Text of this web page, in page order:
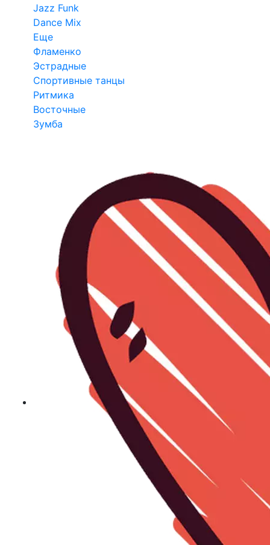
Jazz Funk
Dance Mix
Еще
Фламенко
Эстрадные
Спортивные танцы
Ритмика
Восточные
Зумба